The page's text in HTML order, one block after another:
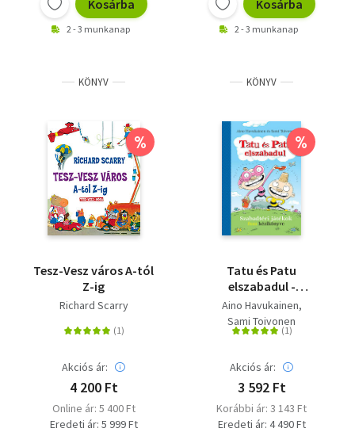
Kosárba
2 - 3 munkanap
Kosárba
2 - 3 munkanap
KÖNYV
%
Tesz-Vesz város A-tól
Z-ig
Richard Scarry
Akciós ár:
4 200 Ft
Online ár: 5 400 Ft
Eredeti ár: 5 999 Ft
KÖNYV
%
Tatu és Patu
elszabadul -
Szabadtéri játékok
fura kézikönyve
Aino Havukainen
Sami Toivonen
Akciós ár:
3 592 Ft
Korábbi ár: 3 143 Ft
Eredeti ár: 4 490 Ft